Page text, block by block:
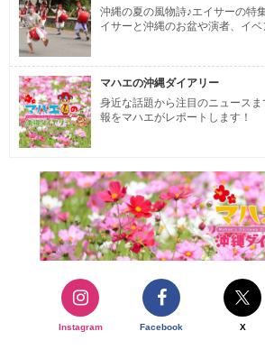
沖縄の夏の風物詩♪エイサーの特
イサーと沖縄のお盆や演者、イベ
マハエの沖縄ダイアリー
身近な話題から注目のニュース
報をマハエがレポートします！
Instagram Facebook X